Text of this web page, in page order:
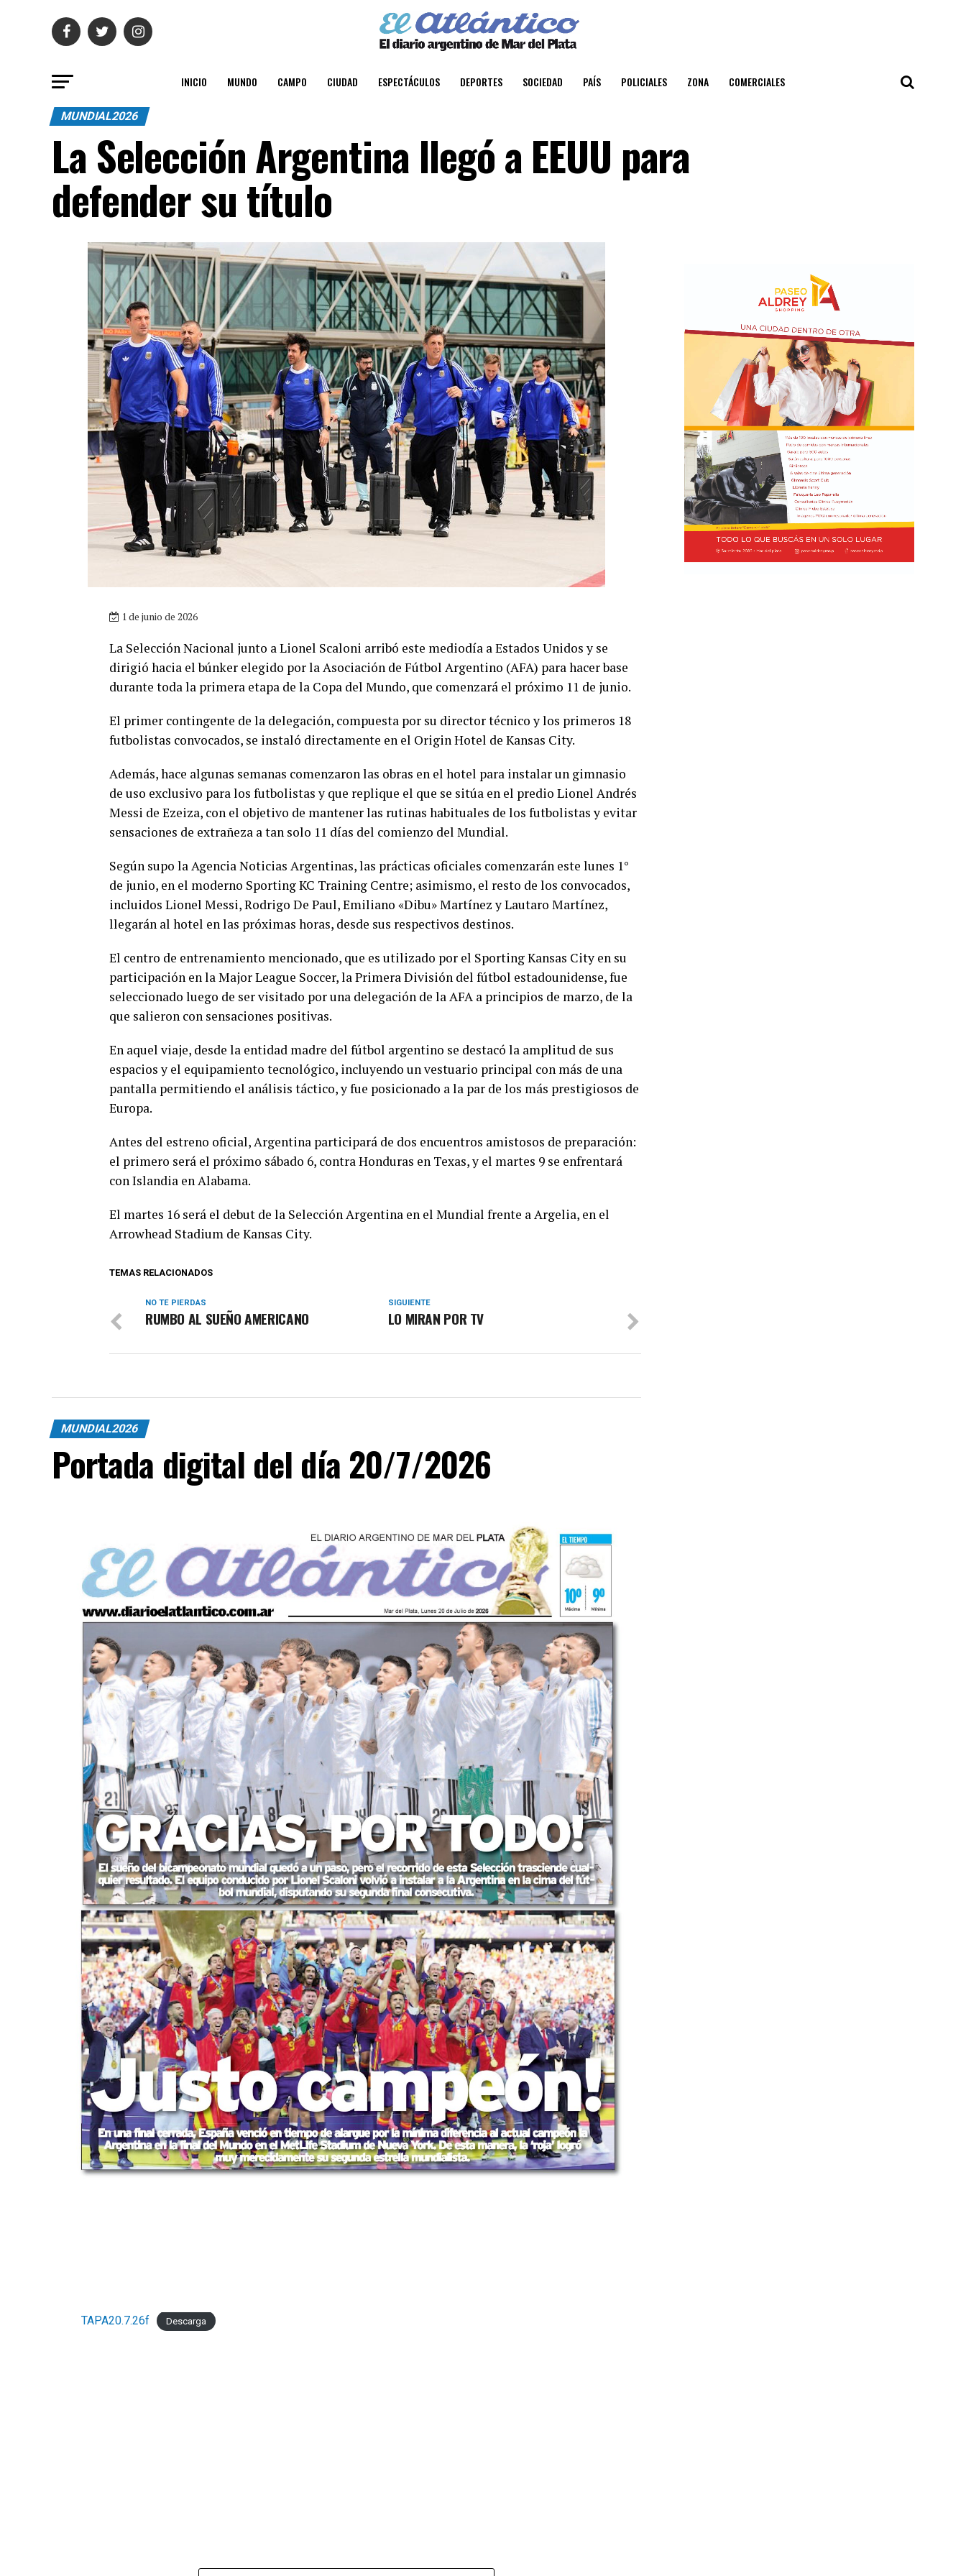
INICIO MUNDO CAMPO CIUDAD ESPECTÁCULOS DEPORTES SOCIEDAD PAÍS POLICIALES ZONA COMERCIALES
MUNDIAL2026
La Selección Argentina llegó a EEUU para
defender su título
1 de junio de 2026
La Selección Nacional junto a Lionel Scaloni arribó este mediodía a Estados Unidos y se
dirigió hacia el búnker elegido por la Asociación de Fútbol Argentino (AFA) para hacer base
durante toda la primera etapa de la Copa del Mundo, que comenzará el próximo 11 de junio.
El primer contingente de la delegación, compuesta por su director técnico y los primeros 18
futbolistas convocados, se instaló directamente en el Origin Hotel de Kansas City.
Además, hace algunas semanas comenzaron las obras en el hotel para instalar un gimnasio
de uso exclusivo para los futbolistas y que replique el que se sitúa en el predio Lionel Andrés
Messi de Ezeiza, con el objetivo de mantener las rutinas habituales de los futbolistas y evitar
sensaciones de extrañeza a tan solo 11 días del comienzo del Mundial.
Según supo la Agencia Noticias Argentinas, las prácticas oficiales comenzarán este lunes 1°
de junio, en el moderno Sporting KC Training Centre; asimismo, el resto de los convocados,
incluidos Lionel Messi, Rodrigo De Paul, Emiliano «Dibu» Martínez y Lautaro Martínez,
llegarán al hotel en las próximas horas, desde sus respectivos destinos.
El centro de entrenamiento mencionado, que es utilizado por el Sporting Kansas City en su
participación en la Major League Soccer, la Primera División del fútbol estadounidense, fue
seleccionado luego de ser visitado por una delegación de la AFA a principios de marzo, de la
que salieron con sensaciones positivas.
En aquel viaje, desde la entidad madre del fútbol argentino se destacó la amplitud de sus
espacios y el equipamiento tecnológico, incluyendo un vestuario principal con más de una
pantalla permitiendo el análisis táctico, y fue posicionado a la par de los más prestigiosos de
Europa.
Antes del estreno oficial, Argentina participará de dos encuentros amistosos de preparación:
el primero será el próximo sábado 6, contra Honduras en Texas, y el martes 9 se enfrentará
con Islandia en Alabama.
El martes 16 será el debut de la Selección Argentina en el Mundial frente a Argelia, en el
Arrowhead Stadium de Kansas City.
TEMAS RELACIONADOS
SIGUIENTE
LO MIRAN POR TV
NO TE PIERDAS
RUMBO AL SUEÑO AMERICANO
MUNDIAL2026
Portada digital del día 20/7/2026
TAPA20.7.26f Descarga